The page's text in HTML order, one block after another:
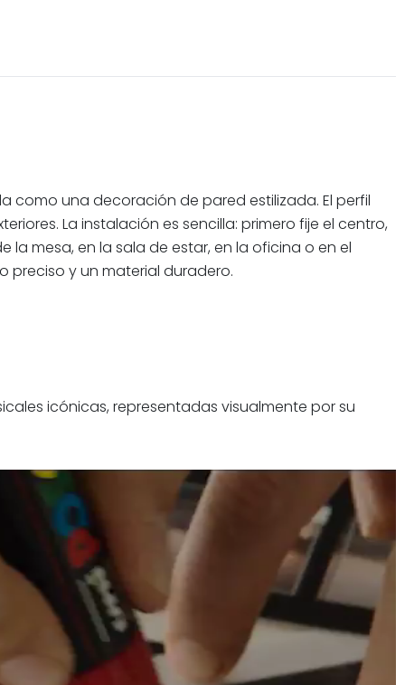
como una decoración de pared estilizada. El perfil
La instalación es sencilla: primero fije el centro,
mesa, en la sala de estar, en la oficina o en el
preciso y un material duradero.
icónicas, representadas visualmente por su